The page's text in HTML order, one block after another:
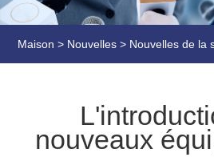
Maison > Nouvelles > Nouvelles de la
nouveaux